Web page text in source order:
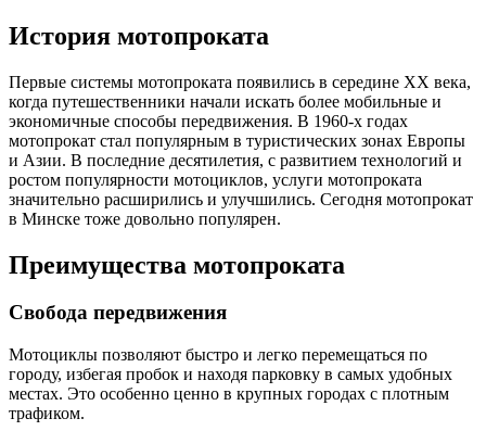
История мотопроката
Первые системы мотопроката появились в середине XX века,
когда путешественники начали искать более мобильные и
экономичные способы передвижения. В 1960-х годах
мотопрокат стал популярным в туристических зонах Европы
и Азии. В последние десятилетия, с развитием технологий и
ростом популярности мотоциклов, услуги мотопроката
значительно расширились и улучшились. Сегодня мотопрокат
в Минске тоже довольно популярен.
Преимущества мотопроката
Свобода передвижения
Мотоциклы позволяют быстро и легко перемещаться по
городу, избегая пробок и находя парковку в самых удобных
местах. Это особенно ценно в крупных городах с плотным
трафиком.